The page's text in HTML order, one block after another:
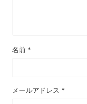
名前 *
メールアドレス *